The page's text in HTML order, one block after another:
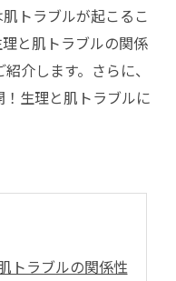
トラブルが起こるこ
と肌トラブルの関係
介します。さらに、
生理と肌トラブルに
トラブルの関係性